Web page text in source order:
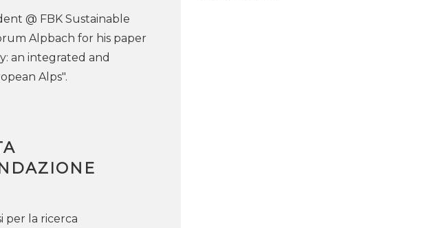
@ FBK Sustainable
Alpbach for his paper
an integrated and
Alps".
per la ricerca